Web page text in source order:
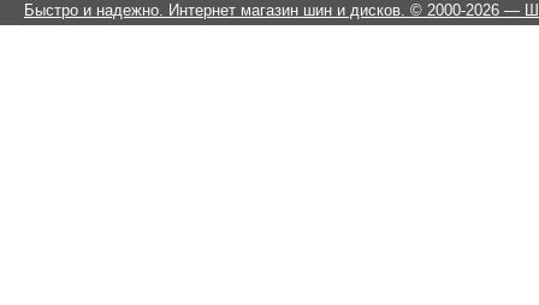
Быстро и надежно. Интернет магазин шин и дисков. © 2000-2026 —